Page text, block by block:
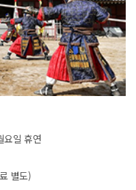
요일 휴연
별도)